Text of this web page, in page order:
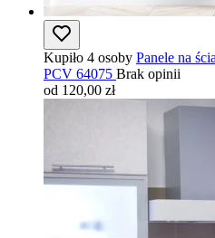
Kupiło 4 osoby Panele na
PCV 64075 Brak opinii
od 120,00 zł